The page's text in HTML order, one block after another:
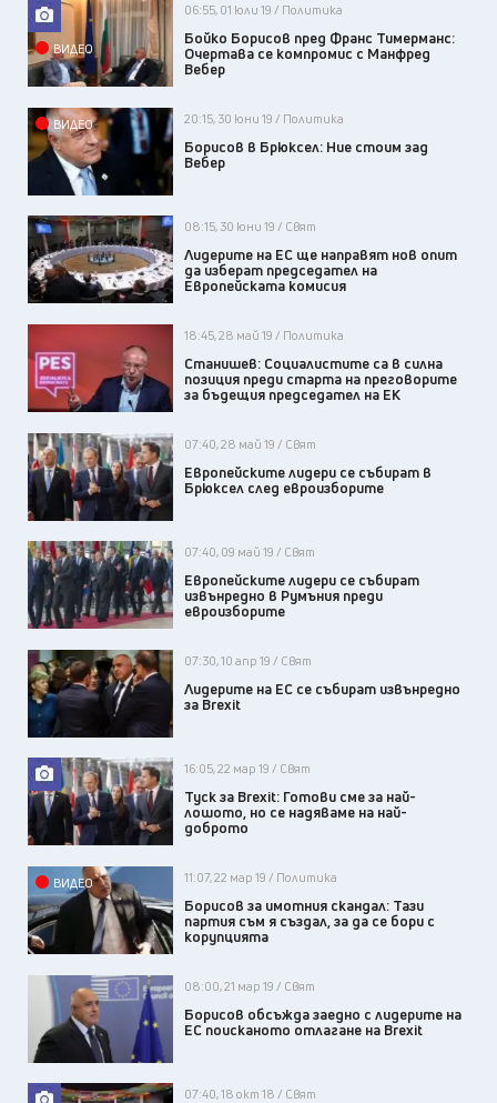
ВИДЕО
06:55, 01 юли 19 / Политика
Бойко Борисов пред Франс Тимерманс:
Очертава се компромис с Манфред
Вебер
ВИДЕО 20:15, 30 юни 19 / Политика
Борисов в Брюксел: Ние стоим зад
Вебер
08:15, 30 юни 19 / Свят
Лидерите на ЕС ще направят нов опит
да изберат председател на
Европейската комисия
18:45, 28 май 19 / Политика
Станишев: Социалистите са в силна
позиция преди старта на преговорите
за бъдещия председател на ЕК
07:40, 28 май 19 / Свят
Европейските лидери се събират в
Брюксел след евроизборите
07:40, 09 май 19 / Свят
Европейските лидери се събират
извънредно в Румъния преди
евроизборите
07:30, 10 апр 19 / Свят
Лидерите на ЕС се събират извънредно
за Brexit
16:05, 22 мар 19 / Свят
Туск за Brexit: Готови сме за най-
лошото, но се надяваме на най-
доброто
ВИДЕО 11:07, 22 мар 19 / Политика
Борисов за имотния скандал: Тази
партия съм я създал, за да се бори с
корупцията
08:00, 21 мар 19 / Свят
Борисов обсъжда заедно с лидерите на
ЕС поисканото отлагане на Brexit
07:40, 18 окт 18 / Свят